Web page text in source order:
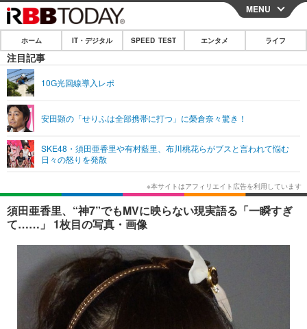
CLOSE
ホーム
IT・デジタル
ショッピング その他
SPEED TEST
エンタメ
エンタメTOP
韓国・芸能
音楽 スポーツ
ショッピング その他
ライフ
ライフTOP グルメ
ペット ショッピング
その他
リリース一覧
プッシュ通知の停止方法
MENU
ホーム IT・デジタル SPEED TEST エンタメ ライフ
注目記事
10G光回線導入レポ
安田顕の「せりふは全部携帯に打つ」に榮倉奈々驚き！
SKE48・須田亜香里や有村藍里、布川桃花らがブスと言われて悩む
日々の怒りを発散
須田亜香里、“神7”でもMVに映らない現実語る「一瞬すぎ
て……」 1枚目の写真・画像